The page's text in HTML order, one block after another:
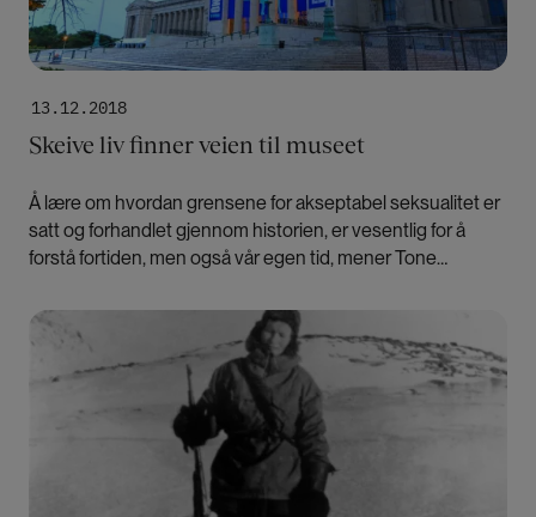
13.12.2018
Skeive liv finner veien til museet
Å lære om hvordan grensene for akseptabel seksualitet er
satt og forhandlet gjennom historien, er vesentlig for å
forstå fortiden, men også vår egen tid, mener Tone
Bilde